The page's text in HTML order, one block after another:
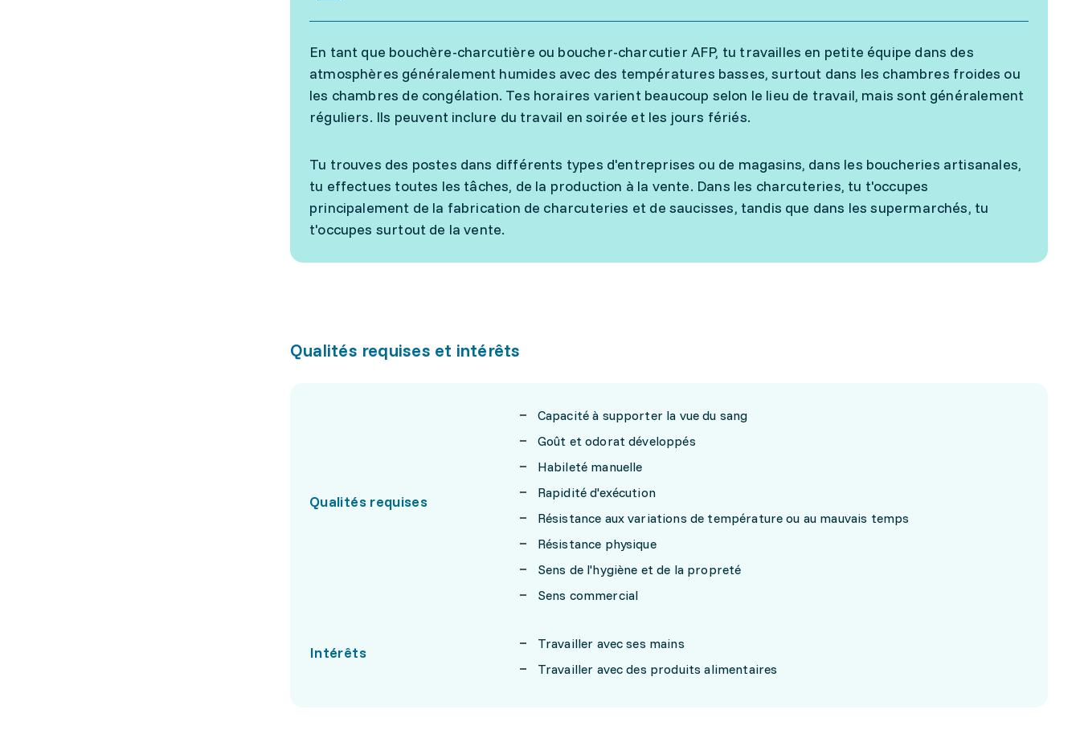
En tant que bouchère-charcutière ou boucher-charcutier AFP, tu travailles en petite équipe dans des
atmosphères généralement humides avec des températures basses, surtout dans les chambres froides ou
les chambres de congélation. Tes horaires varient beaucoup selon le lieu de travail, mais sont généralement
réguliers. Ils peuvent inclure du travail en soirée et les jours fériés.
Tu trouves des postes dans différents types d'entreprises ou de magasins, dans les boucheries artisanales,
tu effectues toutes les tâches, de la production à la vente. Dans les charcuteries, tu t'occupes
principalement de la fabrication de charcuteries et de saucisses, tandis que dans les supermarchés, tu
t'occupes surtout de la vente.
Qualités requises et intérêts
Qualités requises
Capacité à supporter la vue du sang
Goût et odorat développés
Habileté manuelle
Rapidité d'exécution
Résistance aux variations de température ou au mauvais temps
Résistance physique
Sens de l'hygiène et de la propreté
Sens commercial
Intérêts
Travailler avec ses mains
Travailler avec des produits alimentaires